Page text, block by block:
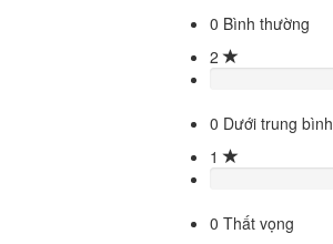
0 Bình thường
2
0 Dưới trung bình
1
0 Thất vọng